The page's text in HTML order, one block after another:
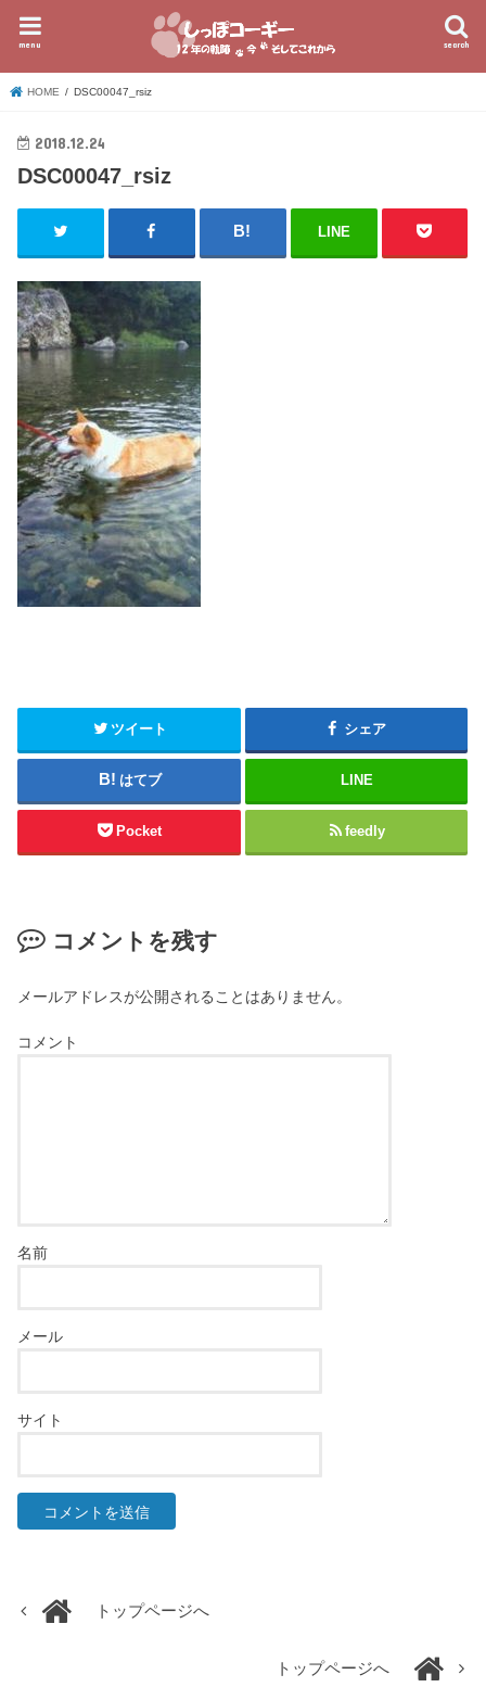
search
menu
HOME DSC00047_rsiz
2018.12.24
DSC00047_rsiz
LINE
ツイート シェア
はてブ LINE
Pocket feedly
コメントを残す
メールアドレスが公開されることはありません。
コメント
名前
メール
サイト
トップページへ
トップページへ